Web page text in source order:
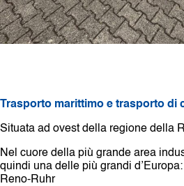
Trasporto marittimo e trasporto di
Situata ad ovest della regione della
Nel cuore della più grande area
quindi una delle più grandi
Reno-Ruhr